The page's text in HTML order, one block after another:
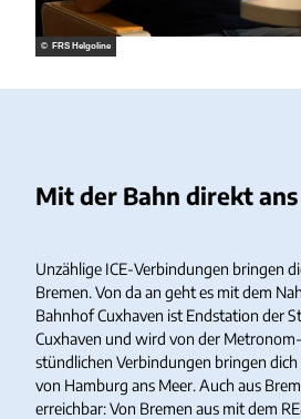
© FRS Helgoline
Mit der Bahn direkt
Unzählige ICE-Verbindungen bringen
Bremen. Von da an geht es mit dem
Bahnhof Cuxhaven ist Endstation der
Cuxhaven und wird von der
stündlichen Verbindungen bringen
von Hamburg ans Meer. Auch aus
erreichbar: Von Bremen aus mit dem